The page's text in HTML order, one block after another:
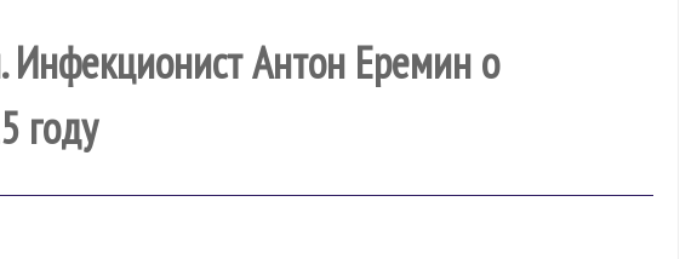
Инфекционист Антон Еремин о
году